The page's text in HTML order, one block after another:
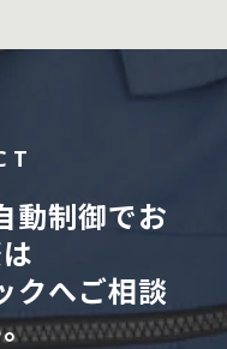
動制御でお
クへご相談